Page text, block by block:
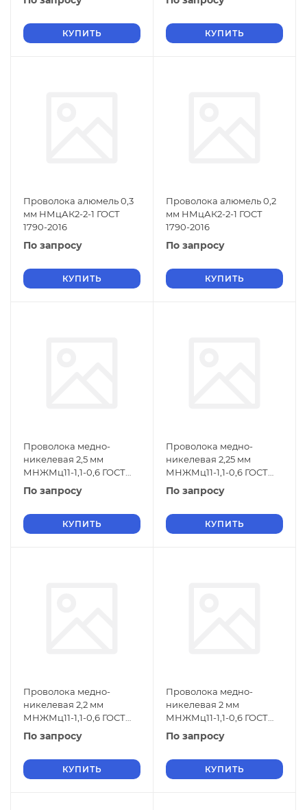
КУПИТЬ КУПИТЬ
Проволока алюмель 0,3
мм НМцАК2-2-1 ГОСТ
1790-2016
По запросу
КУПИТЬ
Проволока алюмель 0,2
мм НМцАК2-2-1 ГОСТ
1790-2016
По запросу
КУПИТЬ
Проволока медно-
никелевая 2,5 мм
МНЖМц11-1,1-0,6 ГОСТ
1791-2014
По запросу
КУПИТЬ
Проволока медно-
никелевая 2,25 мм
МНЖМц11-1,1-0,6 ГОСТ
1791-2014
По запросу
КУПИТЬ
Проволока медно-
никелевая 2,2 мм
МНЖМц11-1,1-0,6 ГОСТ
1791-2014
По запросу
КУПИТЬ
Проволока медно-
никелевая 2 мм
МНЖМц11-1,1-0,6 ГОСТ
1791-2014
По запросу
КУПИТЬ